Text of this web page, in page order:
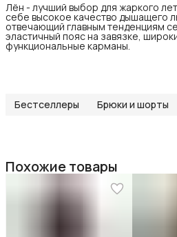
Лён - лучший выбор для жаркого
себе высокое качество дышащего
отвечающий главным тенденциям
эластичный пояс на завязке,
функциональные карманы.
Бестселлеры Брюки и шорты
Похожие товары